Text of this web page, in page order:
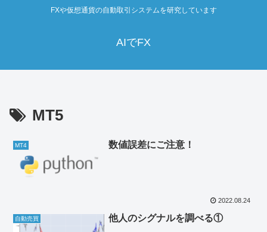
FXや仮想通貨の自動取引システムを研究しています
AIでFX
MT5
MT4 数値誤差にご注意！
2022.08.24
自動売買 他人のシグナルを調べる①